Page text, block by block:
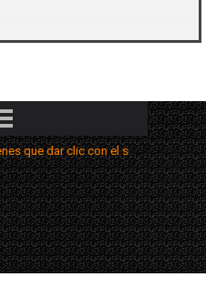
Saltar menú
clic con el segundo botón y